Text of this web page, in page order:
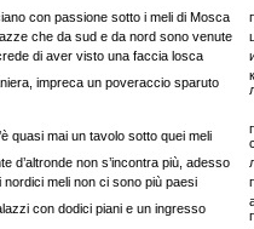
con passione sotto i meli di Mosca
che da sud e da nord sono venute
di aver visto una faccia losca
impreca un poveraccio sparuto
quasi mai un tavolo sotto quei meli
d’altronde non s’incontra più, adesso
nordici meli non ci sono più paesi
con dodici piani e un ingresso